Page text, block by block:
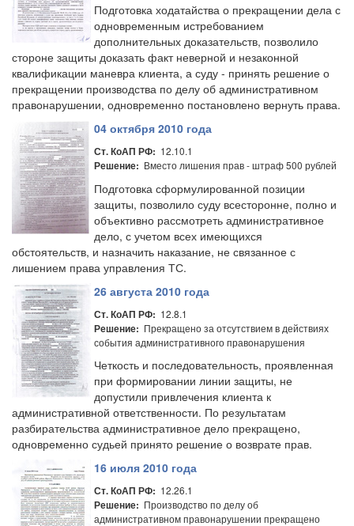
Подготовка ходатайства о прекращении дела с
одновременным истребованием
дополнительных доказательств, позволило
стороне защиты доказать факт неверной и незаконной
квалификации маневра клиента, а суду - принять решение о
прекращении производства по делу об административном
правонарушении, одновременно постановлено вернуть права.
04 октября 2010 года
Ст. КоАП РФ: 12.10.1
Решение: Вместо лишения прав - штраф 500 рублей
Подготовка сформулированной позиции
защиты, позволило суду всесторонне, полно и
объективно рассмотреть административное
дело, с учетом всех имеющихся
обстоятельств, и назначить наказание, не связанное с
лишением права управления ТС.
26 августа 2010 года
Ст. КоАП РФ: 12.8.1
Решение: Прекращено за отсутствием в действиях
события административного правонарушения
Четкость и последовательность, проявленная
при формировании линии защиты, не
допустили привлечения клиента к
административной ответственности. По результатам
разбирательства административное дело прекращено,
одновременно судьей принято решение о возврате прав.
16 июля 2010 года
Ст. КоАП РФ: 12.26.1
Решение: Производство по делу об
административном правонарушении прекращено